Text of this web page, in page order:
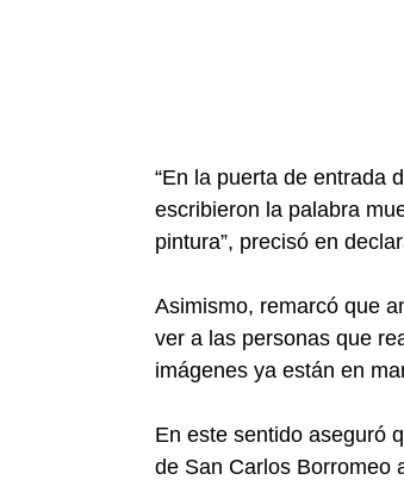
“En la puerta de entrada
escribieron la palabra
pintura”, precisó en
Asimismo, remarcó que
ver a las personas que
imágenes ya están en
En este sentido aseguró
de San Carlos Borromeo